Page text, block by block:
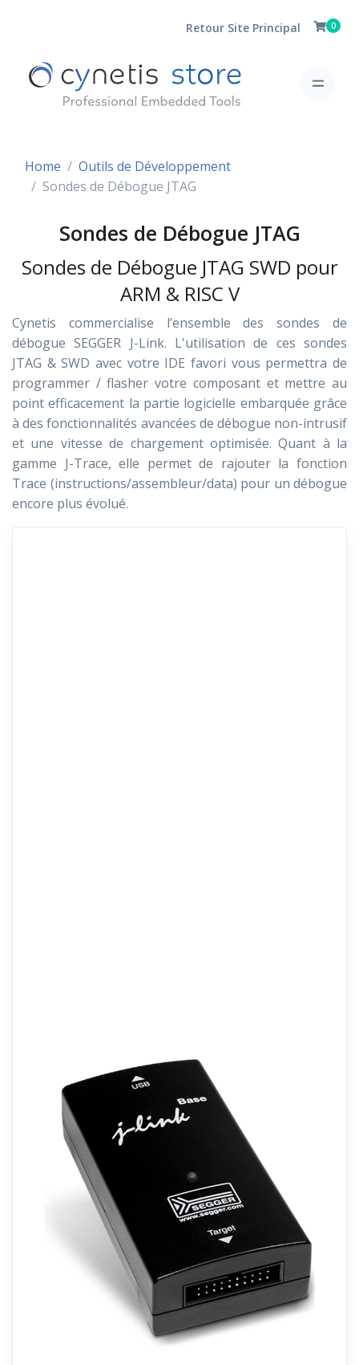
Retour Site Principal 0
Home
Outils de Développement
Sondes de Débogue JTAG
Sondes de Débogue JTAG
Sondes de Débogue JTAG SWD pour
ARM & RISC V
Cynetis commercialise l’ensemble des sondes de
débogue SEGGER J-Link. L'utilisation de ces sondes
JTAG & SWD avec votre IDE favori vous permettra de
programmer / flasher votre composant et mettre au
point efficacement la partie logicielle embarquée grâce
à des fonctionnalités avancées de débogue non-intrusif
et une vitesse de chargement optimisée. Quant à la
gamme J-Trace, elle permet de rajouter la fonction
Trace (instructions/assembleur/data) pour un débogue
encore plus évolué.